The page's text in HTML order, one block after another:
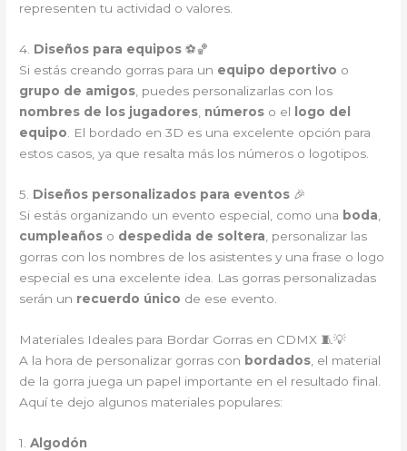
representen tu actividad o valores.
4. Diseños para equipos ⚽🏀
Si estás creando gorras para un equipo deportivo o
grupo de amigos , puedes personalizarlas con los
nombres de los jugadores números o el
logo del
equipo . El bordado en 3D es una excelente opción para
estos casos, ya que resalta más los números o logotipos.
5. Diseños personalizados para eventos 🎉
Si estás organizando un evento especial, como una boda
cumpleaños o despedida de soltera , personalizar las
gorras con los nombres de los asistentes y una frase o logo
especial es una excelente idea. Las gorras personalizadas
serán un recuerdo único de ese evento.
Materiales Ideales para Bordar Gorras en CDMX 🧵💡
A la hora de personalizar gorras con bordados , el material
de la gorra juega un papel importante en el resultado final.
Aquí te dejo algunos materiales populares:
1.Algodón